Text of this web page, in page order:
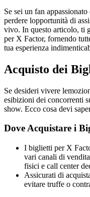
Se sei un fan
perdere lopportunità di
vivo. In questo articolo, ti
per X Factor, fornendo
tua esperienza
Acquisto dei
Se desideri vivere
esibizioni dei concorrenti
show. Ecco cosa devi
Dove Acquistare i
I biglietti per X
vari canali di
fisici e call center
Assicurati di
evitare truffe o